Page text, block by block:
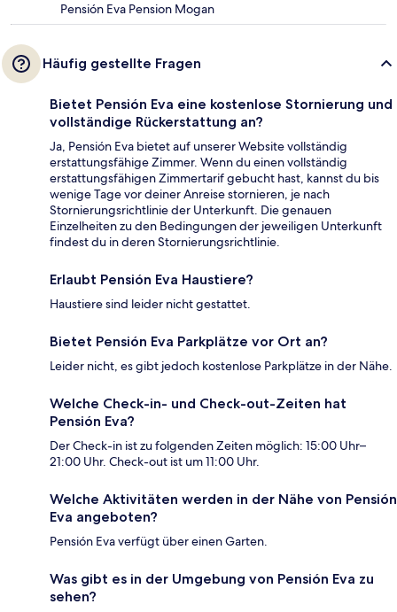
Pensión Eva Pension Mogan
Häufig gestellte Fragen
Bietet Pensión Eva eine kostenlose Stornierung und
vollständige Rückerstattung an?
Ja, Pensión Eva bietet auf unserer Website vollständig
erstattungsfähige Zimmer. Wenn du einen vollständig
erstattungsfähigen Zimmertarif gebucht hast, kannst du bis
wenige Tage vor deiner Anreise stornieren, je nach
Stornierungsrichtlinie der Unterkunft. Die genauen
Einzelheiten zu den Bedingungen der jeweiligen Unterkunft
findest du in deren Stornierungsrichtlinie.
Erlaubt Pensión Eva Haustiere?
Haustiere sind leider nicht gestattet.
Bietet Pensión Eva Parkplätze vor Ort an?
Leider nicht, es gibt jedoch kostenlose Parkplätze in der Nähe.
Welche Check-in- und Check-out-Zeiten hat
Pensión Eva?
Der Check-in ist zu folgenden Zeiten möglich: 15:00 Uhr–
21:00 Uhr. Check-out ist um 11:00 Uhr.
Welche Aktivitäten werden in der Nähe von Pensión
Eva angeboten?
Pensión Eva verfügt über einen Garten.
Was gibt es in der Umgebung von Pensión Eva zu
sehen?